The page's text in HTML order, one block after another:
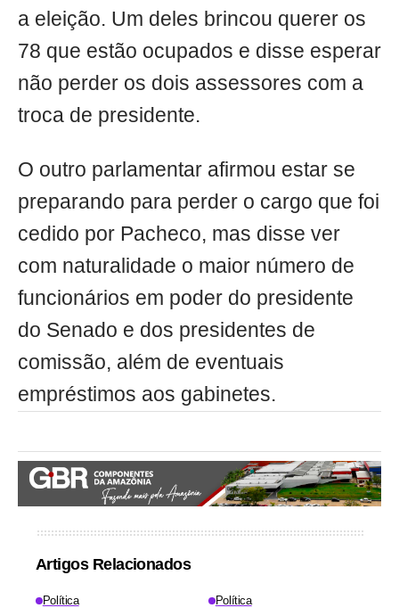
a eleição. Um deles brincou querer os
78 que estão ocupados e disse esperar
não perder os dois assessores com a
troca de presidente.
O outro parlamentar afirmou estar se
preparando para perder o cargo que foi
cedido por Pacheco, mas disse ver
com naturalidade o maior número de
funcionários em poder do presidente
do Senado e dos presidentes de
comissão, além de eventuais
empréstimos aos gabinetes.
Artigos Relacionados
Política Política